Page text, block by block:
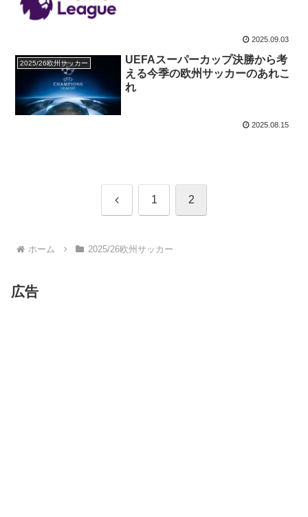
2025.09.03
2025/26欧州サッカー
UEFAスーパーカップ決勝から考
える今季の欧州サッカーのあれこ
れ
2025.08.15
前 1 2
ホーム 2025/26欧州サッカー
広告